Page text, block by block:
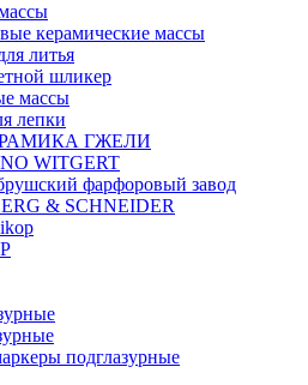
керамические массы
литья
шликер
массы
лепки
ГЖЕЛИ
WITGERT
фарфоровый завод
& SCHNEIDER
подглазурные